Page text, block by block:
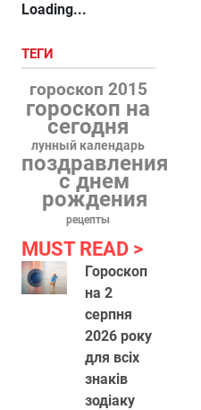
Loading...
ТЕГИ
гороскоп 2015
гороскоп на
сегодня
лунный календарь
поздравления
с днем
рождения
рецепты
MUST READ
Гороскоп
на 2
серпня
2026 року
для всіх
знаків
зодіаку